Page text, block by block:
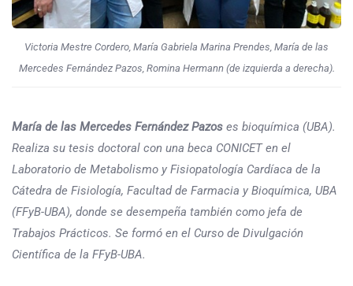
Victoria Mestre Cordero, María Gabriela Marina Prendes, María de las
Mercedes Fernández Pazos, Romina Hermann (de izquierda a derecha).
María de las Mercedes Fernández Pazos es bioquímica (UBA).
Realiza su tesis doctoral con una beca CONICET en el
Laboratorio de Metabolismo y Fisiopatología Cardíaca de la
Cátedra de Fisiología, Facultad de Farmacia y Bioquímica, UBA
(FFyB-UBA), donde se desempeña también como jefa de
Trabajos Prácticos. Se formó en el Curso de Divulgación
Científica de la FFyB-UBA.